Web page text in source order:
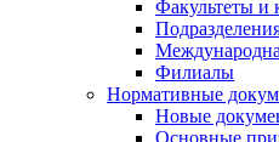
Факультеты и
Филиалы
Нормативные
Новые
Основные